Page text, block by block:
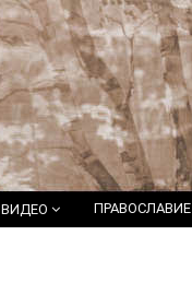
ВИДЕО ПРАВОСЛАВИЕ